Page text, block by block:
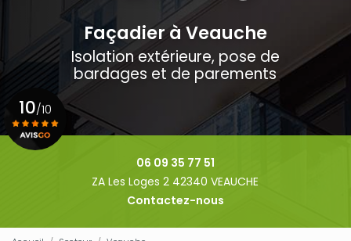
Façadier à Veauche
Isolation extérieure, pose de
bardages et de parements
06 09 35 77 51
ZA Les Loges 2 42340 VEAUCHE
Contactez-nous
10/10